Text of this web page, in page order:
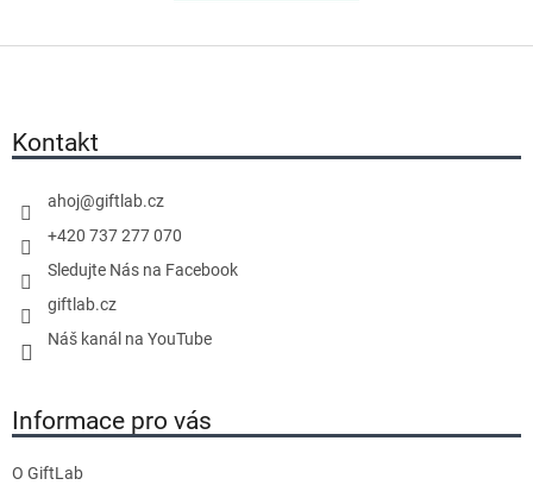
Kontakt
ahoj@giftlab.cz
+420 737 277 070
Sledujte Nás na Facebook
giftlab.cz
Náš kanál na YouTube
Informace pro vás
O GiftLab